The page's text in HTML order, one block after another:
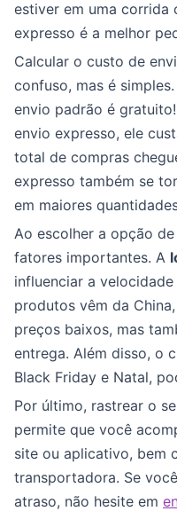
estiver em uma corrida
expresso é a melhor
Calcular o custo de
confuso, mas é
envio padrão é
envio expresso, ele
total de compras
expresso também se
em maiores
Ao escolher a opção
fatores importantes. A
influenciar a
produtos vêm da
preços baixos, mas
entrega. Além disso, o
Black Friday e Natal,
Por último, rastrear o
permite que você
site ou aplicativo, bem
transportadora. Se
atraso, não hesite em